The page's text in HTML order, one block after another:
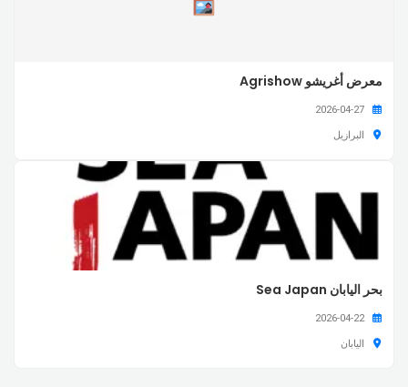
معرض أغريشو Agrishow
البرازيل
بحر اليابان Sea Japan
2026-04-22
اليابان